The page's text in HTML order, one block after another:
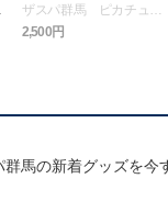
ザスパ群馬 ピカチュウ
タオルマフラー
2,500円
群馬の新着グッズを今